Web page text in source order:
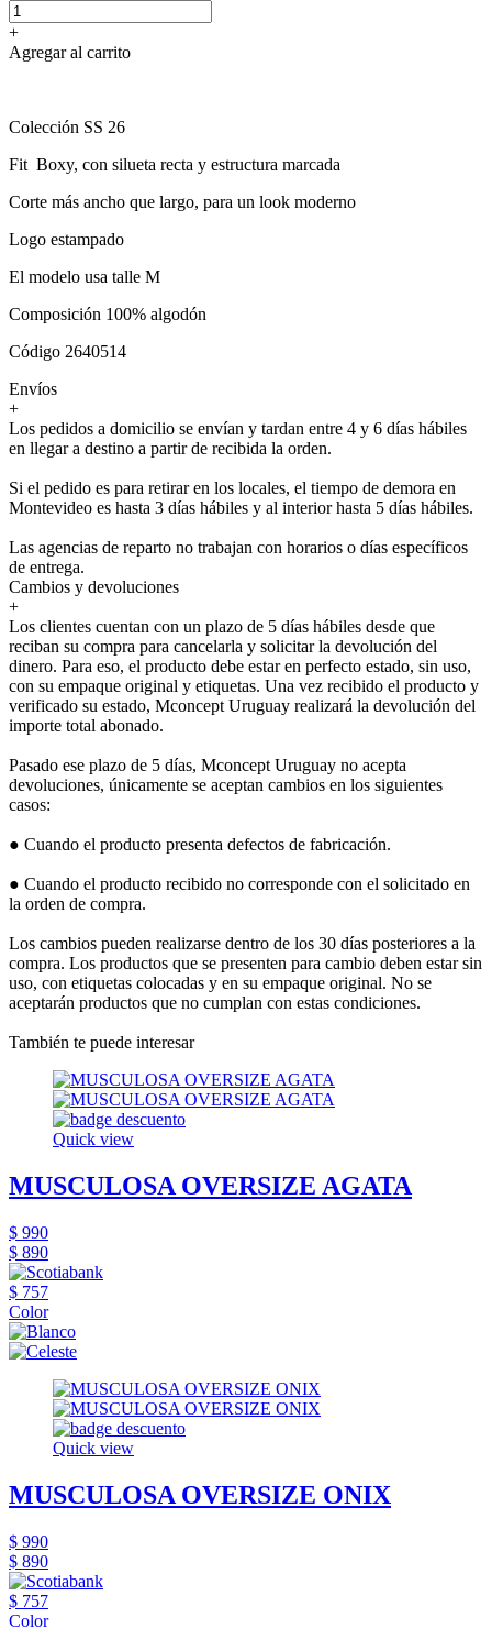
+
Agregar al carrito
Colección SS 26
Fit Boxy, con silueta recta y estructura marcada
Corte más ancho que largo, para un look moderno
Logo estampado
El modelo usa talle M
Composición 100% algodón
Código 2640514
Envíos
+
Los pedidos a domicilio se envían y tardan entre 4 y 6 días hábiles
en llegar a destino a partir de recibida la orden.
Si el pedido es para retirar en los locales, el tiempo de demora en
Montevideo es hasta 3 días hábiles y al interior hasta 5 días hábiles.
Las agencias de reparto no trabajan con horarios o días específicos
de entrega.
Cambios y devoluciones
+
Los clientes cuentan con un plazo de 5 días hábiles desde que
reciban su compra para cancelarla y solicitar la devolución del
dinero. Para eso, el producto debe estar en perfecto estado, sin uso,
con su empaque original y etiquetas. Una vez recibido el producto y
verificado su estado, Mconcept Uruguay realizará la devolución del
importe total abonado.
Pasado ese plazo de 5 días, Mconcept Uruguay no acepta
devoluciones, únicamente se aceptan cambios en los siguientes
casos:
● Cuando el producto presenta defectos de fabricación.
● Cuando el producto recibido no corresponde con el solicitado en
la orden de compra.
Los cambios pueden realizarse dentro de los 30 días posteriores a la
compra. Los productos que se presenten para cambio deben estar sin
uso, con etiquetas colocadas y en su empaque original. No se
aceptarán productos que no cumplan con estas condiciones.
También te puede interesar
Quick view
MUSCULOSA OVERSIZE AGATA
$ 990
$ 890
$ 757
Color
Quick view
MUSCULOSA OVERSIZE ONIX
$ 990
$ 890
$ 757
Color